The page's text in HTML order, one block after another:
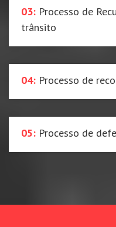
03: Processo de
trânsito
04: Processo de
05: Processo de